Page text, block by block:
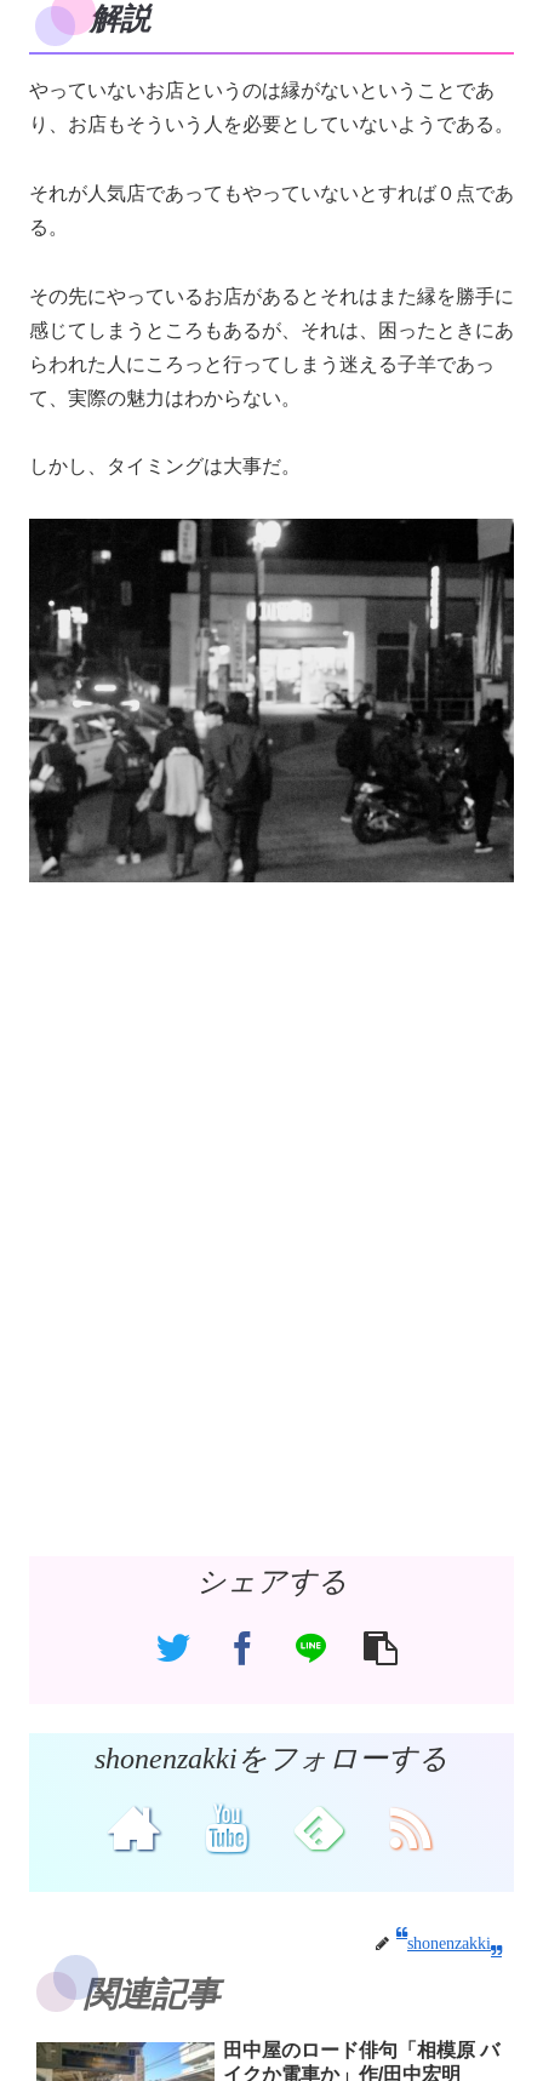
解説
やっていないお店というのは縁がないということであ
り、お店もそういう人を必要としていないようである。
それが人気店であってもやっていないとすれば０点であ
る。
その先にやっているお店があるとそれはまた縁を勝手に
感じてしまうところもあるが、それは、困ったときにあ
らわれた人にころっと行ってしまう迷える子羊であっ
て、実際の魅力はわからない。
しかし、タイミングは大事だ。
シェアする
shonenzakkiをフォローする
shonenzakki
関連記事
田中屋のロード俳句「相模原 バ
イクか電車か」作/田中宏明